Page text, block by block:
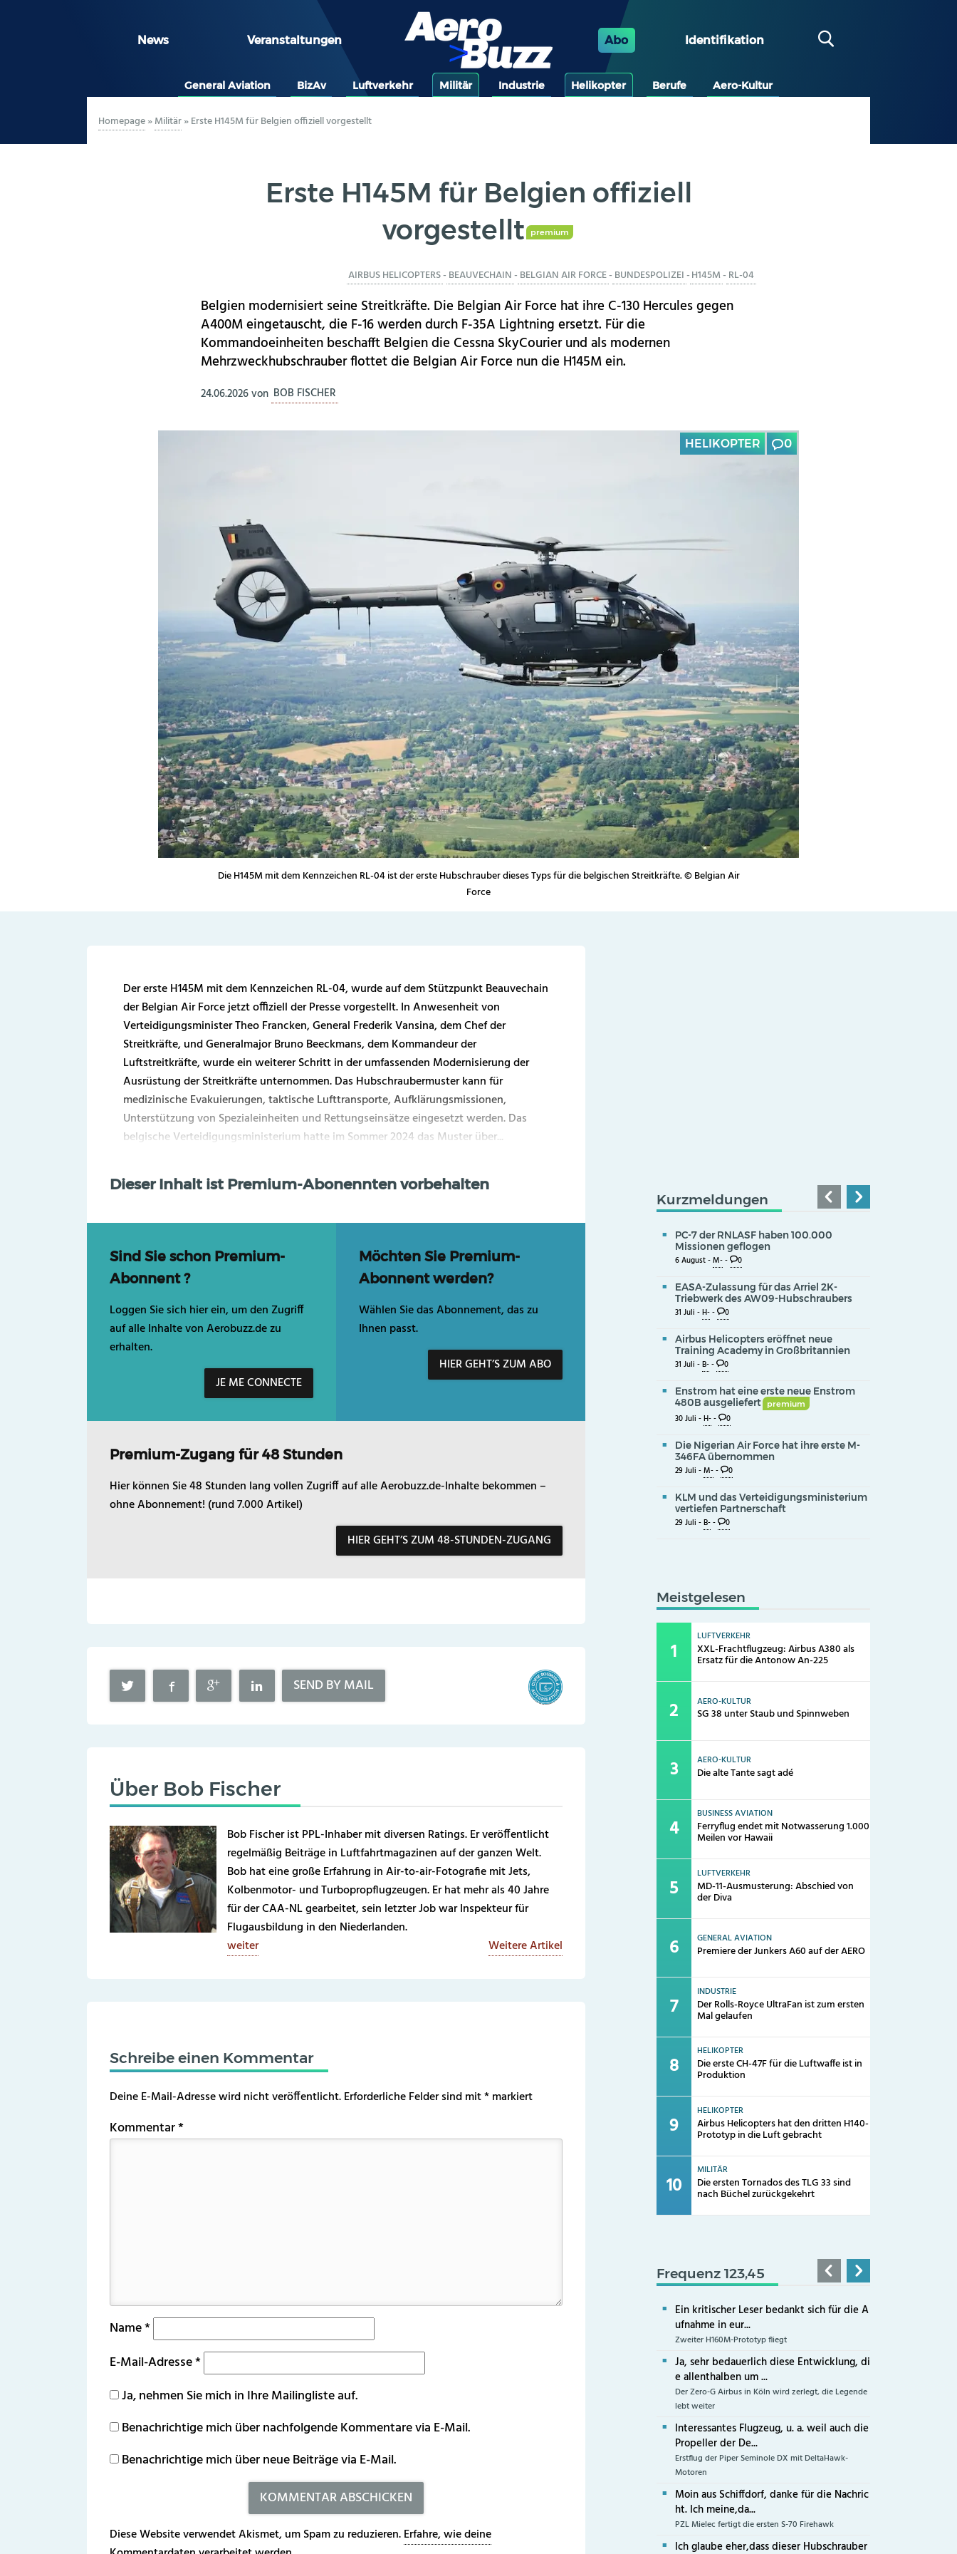
News Veranstaltungen Abo Identifikation
General Aviation BizAv Luftverkehr Militär Industrie Helikopter Berufe Aero-Kultur
Homepage»Militär»Erste H145M für Belgien offiziell vorgestellt
Erste H145M für Belgien offiziell
vorgestellt
premium
AIRBUS HELICOPTERS- BEAUVECHAIN- BELGIAN AIR FORCE- BUNDESPOLIZEI-H145M- RL-04
Belgien modernisiert seine Streitkräfte. Die Belgian Air Force hat ihre C-130 Hercules gegen
A400M eingetauscht, die F-16 werden durch F-35A Lightning ersetzt. Für die
Kommandoeinheiten beschafft Belgien die Cessna SkyCourier und als modernen
Mehrzweckhubschrauber flottet die Belgian Air Force nun die H145M ein.
24.06.2026von BOB FISCHER
HELIKOPTER 0
Die H145M mit dem Kennzeichen RL-04 ist der erste Hubschrauber dieses Typs für die belgischen Streitkräfte. © Belgian Air
Force
Der erste H145M mit dem Kennzeichen RL-04, wurde auf dem Stützpunkt Beauvechain
der Belgian Air Force jetzt offiziell der Presse vorgestellt. In Anwesenheit von
Verteidigungsminister Theo Francken, General Frederik Vansina, dem Chef der
Streitkräfte, und Generalmajor Bruno Beeckmans, dem Kommandeur der
Luftstreitkräfte, wurde ein weiterer Schritt in der umfassenden Modernisierung der
Ausrüstung der Streitkräfte unternommen. Das Hubschraubermuster kann für
medizinische Evakuierungen, taktische Lufttransporte, Aufklärungsmissionen,
Unterstützung von Spezialeinheiten und Rettungseinsätze eingesetzt werden. Das
belgische Verteidigungsministerium hatte im Sommer 2024 das Muster über...
Dieser Inhalt ist Premium-Abonennten vorbehalten
Sind Sie schon Premium-
Abonnent ?
Loggen Sie sich hier ein, um den Zugriff
auf alle Inhalte von Aerobuzz.de zu
erhalten.
JE ME CONNECTE
Möchten Sie Premium-
Abonnent werden?
Wählen Sie das Abonnement, das zu
Ihnen passt.
HIER GEHT’S ZUM ABO
Premium-Zugang für 48 Stunden
Hier können Sie 48 Stunden lang vollen Zugriff auf alle Aerobuzz.de-Inhalte bekommen –
ohne Abonnement! (rund 7.000 Artikel)
HIER GEHT’S ZUM 48-STUNDEN-ZUGANG
SEND BY MAIL
Über Bob Fischer
Bob Fischer ist PPL-Inhaber mit diversen Ratings. Er veröffentlicht
regelmäßig Beiträge in Luftfahrtmagazinen auf der ganzen Welt.
Bob hat eine große Erfahrung in Air-to-air-Fotografie mit Jets,
Kolbenmotor- und Turbopropflugzeugen. Er hat mehr als 40 Jahre
für der CAA-NL gearbeitet, sein letzter Job war Inspekteur für
Flugausbildung in den Niederlanden.
weiter
Weitere Artikel
Schreibe einen Kommentar
Deine E-Mail-Adresse wird nicht veröffentlicht.Erforderliche Felder sind mit*markiert
Kommentar*
Name*
E-Mail-Adresse*
Ja, nehmen Sie mich in Ihre Mailingliste auf.
Benachrichtige mich über nachfolgende Kommentare via E-Mail.
Benachrichtige mich über neue Beiträge via E-Mail.
Diese Website verwendet Akismet, um Spam zu reduzieren.Erfahre, wie deine
Kurzmeldungen
PC-7 der RNLASF haben 100.000
Missionen geflogen
6 August -M-- 0
EASA-Zulassung für das Arriel 2K-
Triebwerk des AW09-Hubschraubers
31 Juli -H-- 0
Airbus Helicopters eröffnet neue
Training Academy in Großbritannien
31 Juli -B-- 0
Enstrom hat eine erste neue Enstrom
480B ausgeliefert
premium
30 Juli -H-- 0
Die Nigerian Air Force hat ihre erste M-
346FA übernommen
29 Juli -M-- 0
KLM und das Verteidigungsministerium
vertiefen Partnerschaft
29 Juli -B-- 0
Meistgelesen
LUFTVERKEHR
XXL-Frachtflugzeug: Airbus A380 als
Ersatz für die Antonow An-225
AERO-KULTUR
SG 38 unter Staub und Spinnweben
AERO-KULTUR
Die alte Tante sagt adé
BUSINESS AVIATION
Ferryflug endet mit Notwasserung 1.000
Meilen vor Hawaii
LUFTVERKEHR
MD-11-Ausmusterung: Abschied von
der Diva
GENERAL AVIATION
Premiere der Junkers A60 auf der AERO
INDUSTRIE
Der Rolls-Royce UltraFan ist zum ersten
Mal gelaufen
HELIKOPTER
Die erste CH-47F für die Luftwaffe ist in
Produktion
HELIKOPTER
Airbus Helicopters hat den dritten H140-
Prototyp in die Luft gebracht
MILITÄR
Die ersten Tornados des TLG 33 sind
nach Büchel zurückgekehrt
Frequenz 123,45
Ein kritischer Leser bedankt sich für die A
ufnahme in eur...
Zweiter H160M-Prototyp fliegt
Ja, sehr bedauerlich diese Entwicklung, di
e allenthalben um ...
Der Zero-G Airbus in Köln wird zerlegt, die Legende
lebt weiter
Interessantes Flugzeug, u. a. weil auch die
Propeller der De...
Erstflug der Piper Seminole DX mit DeltaHawk-
Motoren
Moin aus Schiffdorf, danke für die Nachric
ht. Ich meine,da...
PZL Mielec fertigt die ersten S-70 Firehawk
Ich glaube eher,dass dieser Hubschrauber